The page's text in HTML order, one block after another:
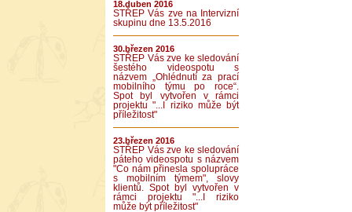
18.duben 2016
STŘEP Vás zve na Intervizní
skupinu dne 13.5.2016
30.březen 2016
STŘEP Vás zve ke sledování
šestého videospotu s
názvem „Ohlédnutí za prací
mobilního týmu po roce“.
Spot byl vytvořen v rámci
projektu "...I riziko může být
příležitost"
23.březen 2016
STŘEP Vás zve ke sledování
páteho videospotu s názvem
"Co nám přinesla spolupráce
s mobilním týmem", slovy
klientů. Spot byl vytvořen v
rámci projektu "...I riziko
může být příležitost"